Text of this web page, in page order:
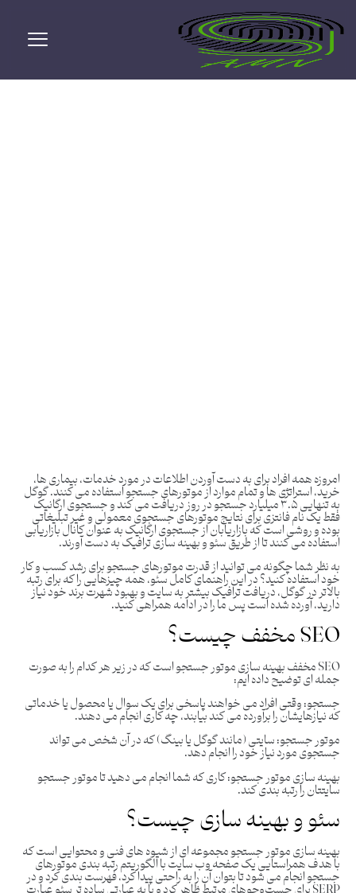
امروزه همه افراد برای به دست آوردن اطلاعات در مورد خدمات، بیماری ها،
خرید، استراتژی ها و تمام موارد از موتورهای جستجو استفاده می کنند. گوگل
به تنهایی ۳.۵ میلیارد جستجو در روز دریافت می کند و جستجوی ارگانیک
فقط یک نام فانتزی برای نتایج موتورهای جستجوی معمولی و غیر تبلیغاتی
بوده و روشی است که بازاریابان از جستجوی ارگانیک به عنوان کانال بازاریابی
استفاده می کنند تا از طریق سئو و بهینه سازی ترافیک به دست آورند.
به نظر شما چگونه می توانید از قدرت موتورهای جستجو برای رشد کسب و کار
خود استفاده کنید؟ در این راهنمای کامل سئو، همه چیزهایی را که برای رتبه
بالاتر در گوگل، دریافت ترافیک بیشتر به سایت و بهبود شهرت برند خود نیاز
دارید، آورده شده است پس ما را در ادامه همراهی کنید.
SEO مخفف چیست؟
SEO مخفف بهینه سازی موتور جستجو است که در زیر هر کدام را به صورت
جمله ای توضیح داده ایم:
جستجو:وقتی افراد می خواهند پاسخی برای یک سوال یا محصول یا خدماتی
که نیازهایشان را برآورده می کند بیابند، چه کاری انجام می دهند.
موتور جستجو: سایتی (مانند گوگل یا بینگ) که در آن شخص می تواند
جستجوی مورد نیاز خود را انجام دهد.
بهینه سازی موتور جستجو:کاری که شما انجام می دهید تا موتور جستجو
سایتتان را رتبه بندی کند.
سئو و بهینه سازی چیست؟
بهینه‌ سازی موتور جستجو مجموعه ‌ای از شیوه‌ های فنی و محتوایی است که
با هدف همراستایی یک صفحه وب ‌سایت با الگوریتم رتبه ‌بندی موتورهای
جستجو انجام می ‌شود تا بتوان آن را به راحتی پیدا کرد، فهرست ‌بندی کرد و در